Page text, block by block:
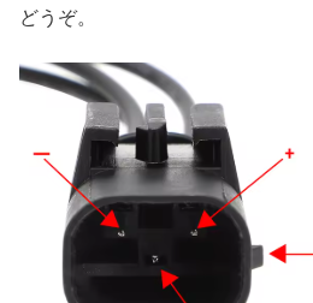
どうぞ。